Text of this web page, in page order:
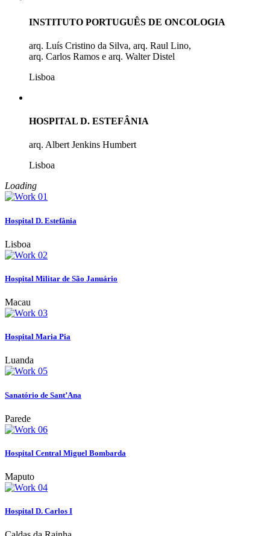
INSTITUTO PORTUGUÊS DE ONCOLOGIA
arq. Luís Cristino da Silva, arq. Raul Lino,
arq. Carlos Ramos e arq. Walter Distel
Lisboa
HOSPITAL D. ESTEFÂNIA
arq. Albert Jenkins Humbert
Lisboa
Loading
Hospital D. Estefânia
Lisboa
Hospital Militar de São Januário
Macau
Hospital Maria Pia
Luanda
Sanatório de Sant’Ana
Parede
Hospital Central Miguel Bombarda
Maputo
Hospital D. Carlos I